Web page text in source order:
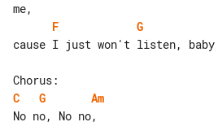
F
G
cause I just won't listen, baby
C
G
Am